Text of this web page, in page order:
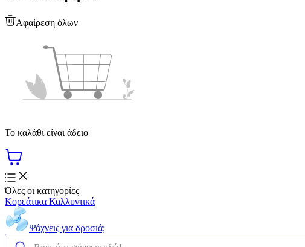
Αφαίρεση όλων
Το καλάθι είναι άδειο
Όλες οι κατηγορίες
Κορεάτικα Καλλυντικά
Ψάχνεις για δροσιά;